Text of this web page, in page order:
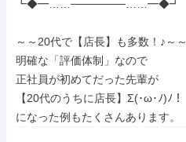
┗◆━……───────……━◆┛
～～20代で【店長】も多数！♪～～
明確な「評価体制」なので
正社員が初めてだった先輩が
【20代のうちに店長】Σ(･ω･ﾉ)ﾉ！
になった例もたくさんあります。